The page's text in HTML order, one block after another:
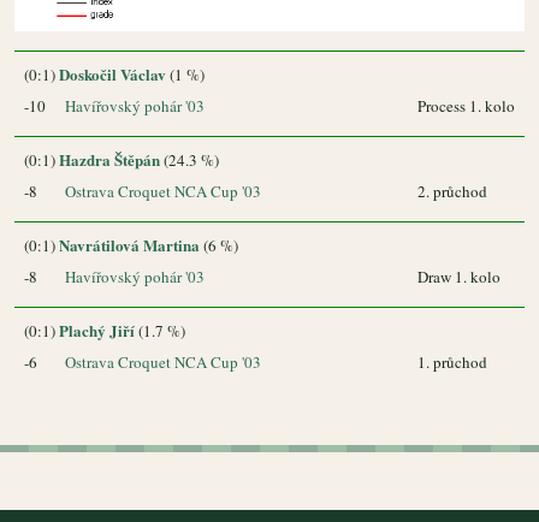
(0:1)Doskočil Václav (1 %)
-10
Havířovský pohár '03 Process 1. kolo
(0:1)Hazdra Štěpán(24.3 %)
-8
Ostrava Croquet NCA Cup '03 2. průchod
(0:1)Navrátilová Martina (6 %)
-8
Havířovský pohár '03 Draw 1. kolo
(0:1)Plachý Jiří(1.7 %)
-6
Ostrava Croquet NCA Cup '03 1. průchod